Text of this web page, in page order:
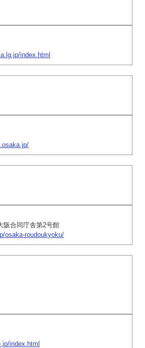
index.html
阪合同庁舎第2号館
osaka-roudoukyoku/
index.html